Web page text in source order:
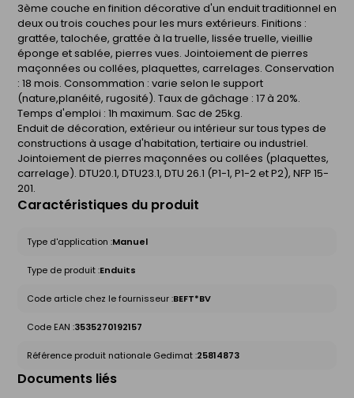
3ème couche en finition décorative d'un enduit traditionnel en
deux ou trois couches pour les murs extérieurs. Finitions :
grattée, talochée, grattée à la truelle, lissée truelle, vieillie
éponge et sablée, pierres vues. Jointoiement de pierres
maçonnées ou collées, plaquettes, carrelages. Conservation
: 18 mois. Consommation : varie selon le support
(nature,planéité, rugosité). Taux de gâchage : 17 à 20%.
Temps d'emploi : 1h maximum. Sac de 25kg.
Enduit de décoration, extérieur ou intérieur sur tous types de
constructions à usage d'habitation, tertiaire ou industriel.
Jointoiement de pierres maçonnées ou collées (plaquettes,
carrelage). DTU20.1, DTU23.1, DTU 26.1 (P1-1, P1-2 et P2), NFP 15-
201.
Caractéristiques du produit
Type d'application :Manuel
Type de produit :Enduits
Code article chez le fournisseur :BEFT*BV
Code EAN :3535270192157
Référence produit nationale Gedimat :25814873
Documents liés